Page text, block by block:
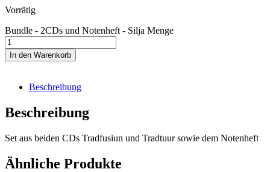
Vorrätig
Bundle - 2CDs und Notenheft - Silja Menge
In den Warenkorb
Beschreibung
Beschreibung
Set aus beiden CDs Tradfusiun und Tradtuur sowie dem Notenheft
Ähnliche Produkte